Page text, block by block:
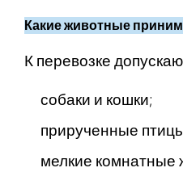
Какие животные
К перевозке
собаки и кошки;
прирученные
мелкие комнатные